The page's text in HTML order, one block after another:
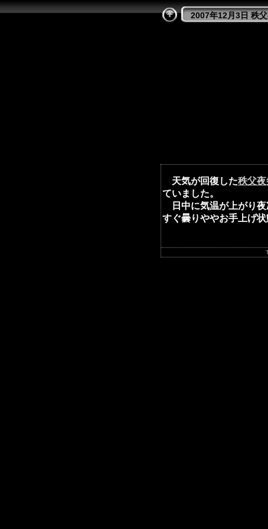
2007年12月3日 秩
天気が回復した秩父夜
ていました。
日中に気温が上がり夜
すぐ曇りややお手上げ状